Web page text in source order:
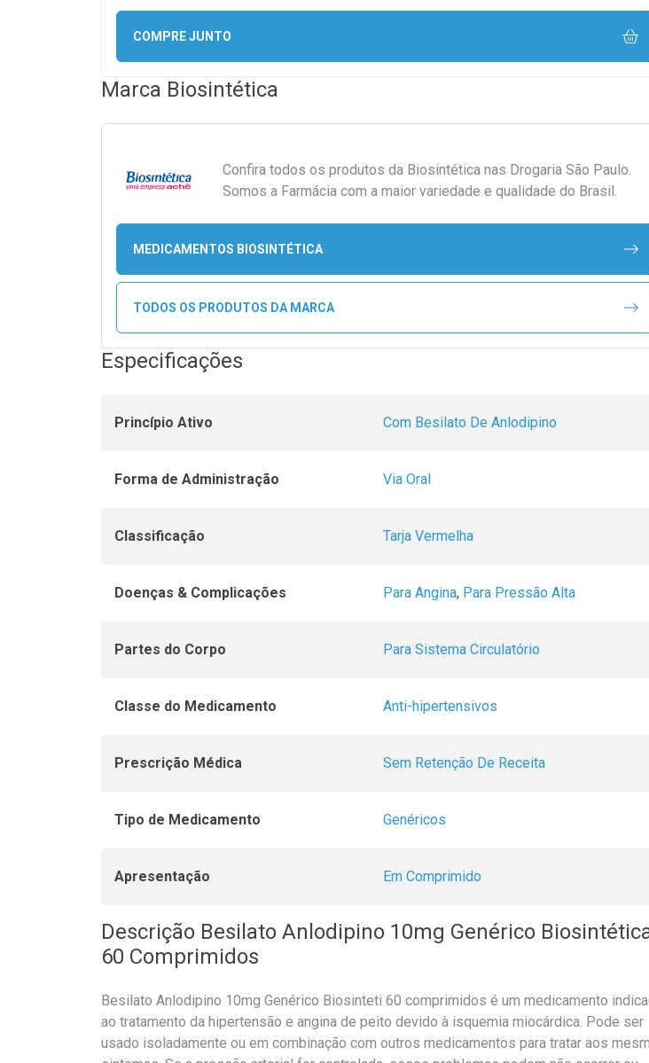
COMPRE JUNTO
Marca Biosintética
Confira todos os produtos da Biosintética nas Drogaria São Paulo.
Somos a Farmácia com a maior variedade e qualidade do Brasil.
MEDICAMENTOS BIOSINTÉTICA
TODOS OS PRODUTOS DA MARCA
Especificações
Princípio Ativo Com Besilato De Anlodipino
Forma de Administração Via Oral
Classificação Tarja Vermelha
Doenças & Complicações Para Angina, Para Pressão Alta
Partes do Corpo Para Sistema Circulatório
Classe do Medicamento Anti-hipertensivos
Prescrição Médica Sem Retenção De Receita
Tipo de Medicamento Genéricos
Apresentação Em Comprimido
Descrição Besilato Anlodipino 10mg Genérico
60 Comprimidos
Besilato Anlodipino 10mg Genérico Biosinteti 60 comprimidos é um medicamento
ao tratamento da hipertensão e angina de peito devido à isquemia miocárdica. Pode ser
usado isoladamente ou em combinação com outros medicamentos para tratar aos